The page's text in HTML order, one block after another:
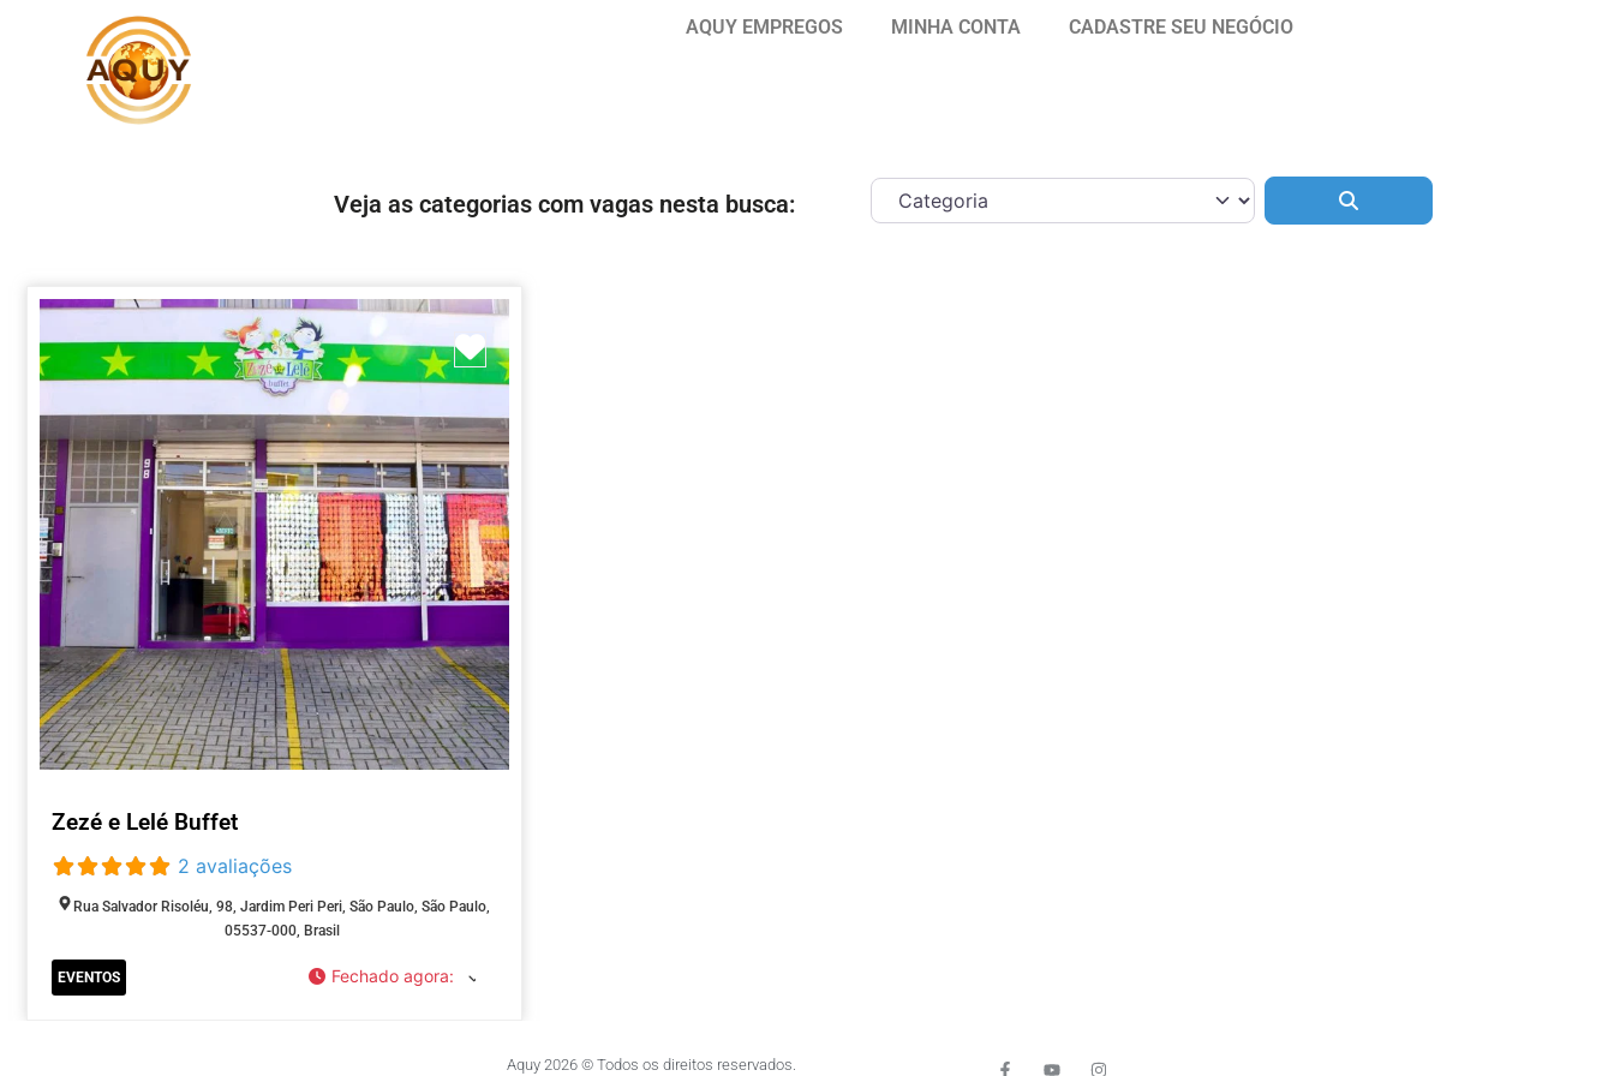
AQUY EMPREGOS MINHA CONTA CADASTRE SEU NEGÓCIO
Veja as categorias com vagas nesta busca:
Marcar como Favorito
Zezé e Lelé Buffet
2 avaliações
Rua Salvador Risoléu, 98, Jardim Peri Peri, São Paulo, São Paulo,
05537-000, Brasil
EVENTOS Fechado agora:
Aquy 2026 © Todos os direitos reservados.